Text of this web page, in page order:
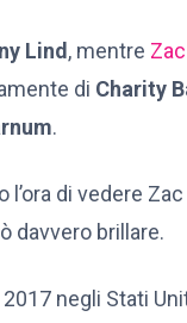
Lind, mentre
di Charity
.
l’ora di vedere
davvero brillare.
negli Stati